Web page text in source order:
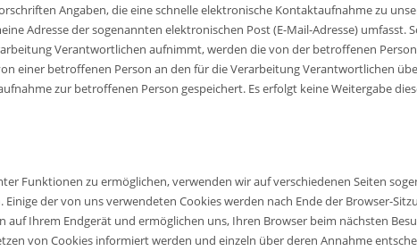
Angaben, die eine schnelle elektronische Kontaktaufnahme zu
Adresse der sogenannten elektronischen Post (E-Mail-Adresse) umfasst.
Verantwortlichen aufnimmt, werden die von der betroffenen
einer betroffenen Person an den für die Verarbeitung Verantwortlichen
zur betroffenen Person gespeichert. Es erfolgt keine Weitergabe
Funktionen zu ermöglichen, verwenden wir auf verschiedenen Seiten
der von uns verwendeten Cookies werden nach Ende der Browser-
auf Ihrem Endgerät und ermöglichen uns, Ihren Browser beim nächsten
von Cookies informiert werden und einzeln über deren Annahme